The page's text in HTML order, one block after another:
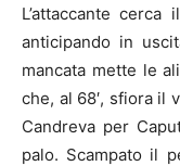
L’attaccante
anticipando in
mancata mette le
che, al 68′, sfiora il
Candreva per
palo. Scampato il